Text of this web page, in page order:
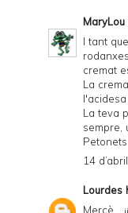
MaryLou
I tant
cremat
La
La teva
sempre,
Petonets
14
Lourdes
Mercè...